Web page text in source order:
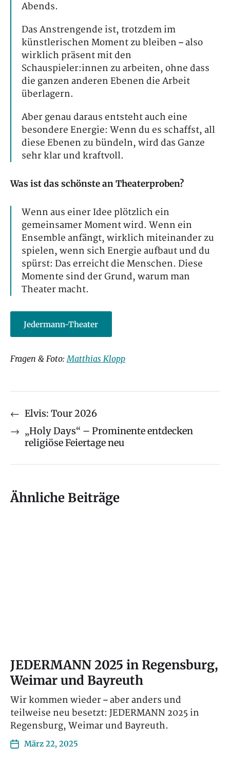
Abends.
Das Anstrengende ist, trotzdem im
künstlerischen Moment zu bleiben – also
wirklich präsent mit den
Schauspieler:innen zu arbeiten, ohne dass
die ganzen anderen Ebenen die Arbeit
überlagern.
Aber genau daraus entsteht auch eine
besondere Energie: Wenn du es schaffst, all
diese Ebenen zu bündeln, wird das Ganze
sehr klar und kraftvoll.
Was ist das schönste an Theaterproben?
Wenn aus einer Idee plötzlich ein
gemeinsamer Moment wird. Wenn ein
Ensemble anfängt, wirklich miteinander zu
spielen, wenn sich Energie aufbaut und du
spürst: Das erreicht die Menschen. Diese
Momente sind der Grund, warum man
Theater macht.
Jedermann-Theater
Fragen & Foto:Matthias Klopp
← Elvis: Tour 2026
→ „Holy Days“ – Prominente entdecken
religiöse Feiertage neu
Ähnliche Beiträge
JEDERMANN 2025 in Regensburg,
Weimar und Bayreuth
Wir kommen wieder – aber anders und
teilweise neu besetzt: JEDERMANN 2025 in
Regensburg, Weimar und Bayreuth.
März 22, 2025